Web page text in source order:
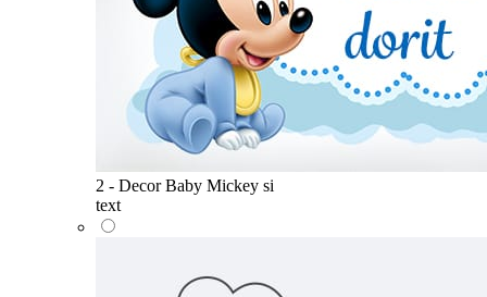
2 - Decor Baby Mickey si
text